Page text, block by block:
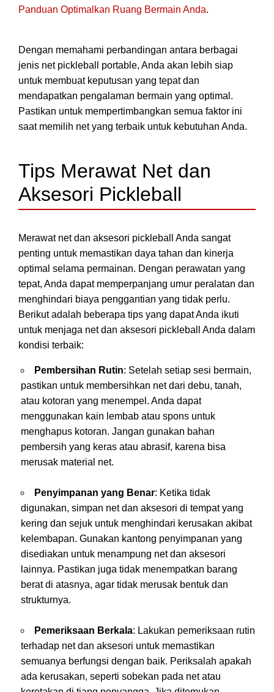
Panduan Optimalkan Ruang Bermain Anda.
Dengan memahami perbandingan antara berbagai
jenis net pickleball portable, Anda akan lebih siap
untuk membuat keputusan yang tepat dan
mendapatkan pengalaman bermain yang optimal.
Pastikan untuk mempertimbangkan semua faktor ini
saat memilih net yang terbaik untuk kebutuhan Anda.
Tips Merawat Net dan
Aksesori Pickleball
Merawat net dan aksesori pickleball Anda sangat
penting untuk memastikan daya tahan dan kinerja
optimal selama permainan. Dengan perawatan yang
tepat, Anda dapat memperpanjang umur peralatan dan
menghindari biaya penggantian yang tidak perlu.
Berikut adalah beberapa tips yang dapat Anda ikuti
untuk menjaga net dan aksesori pickleball Anda dalam
kondisi terbaik:
Pembersihan Rutin: Setelah setiap sesi bermain,
pastikan untuk membersihkan net dari debu, tanah,
atau kotoran yang menempel. Anda dapat
menggunakan kain lembab atau spons untuk
menghapus kotoran. Jangan gunakan bahan
pembersih yang keras atau abrasif, karena bisa
merusak material net.
Penyimpanan yang Benar: Ketika tidak
digunakan, simpan net dan aksesori di tempat yang
kering dan sejuk untuk menghindari kerusakan akibat
kelembapan. Gunakan kantong penyimpanan yang
disediakan untuk menampung net dan aksesori
lainnya. Pastikan juga tidak menempatkan barang
berat di atasnya, agar tidak merusak bentuk dan
strukturnya.
Pemeriksaan Berkala: Lakukan pemeriksaan rutin
terhadap net dan aksesori untuk memastikan
semuanya berfungsi dengan baik. Periksalah apakah
ada kerusakan, seperti sobekan pada net atau